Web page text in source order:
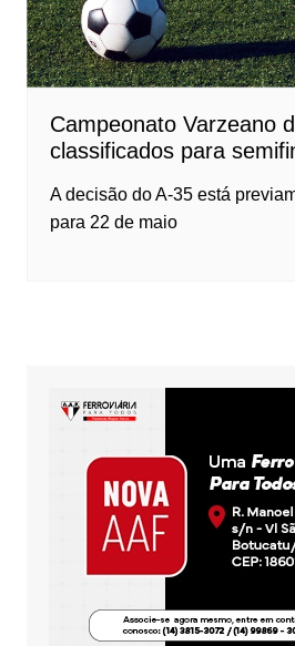
Campeonato Varzeano
classificados para
A decisão do A-35 está
para 22 de maio